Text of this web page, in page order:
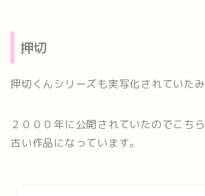
押切
押切くんシリーズも実写化されていた
２０００年に公開されていたのでこち
古い作品になっています。